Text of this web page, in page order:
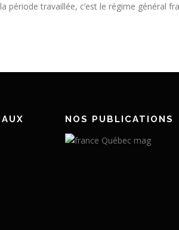
période travaillée, c’est le régime général
NOS PUBLICATIONS